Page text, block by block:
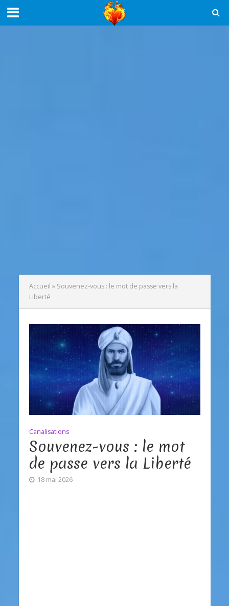
Accueil » Souvenez-vous : le mot de passe vers la
Liberté
Canalisations
Souvenez-vous : le mot
de passe vers la Liberté
18 mai 2026